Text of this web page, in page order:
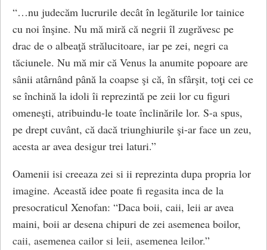
In starea naturala, omul este un animal robust ce se
distinge de restul animalelor prin libertatea sa: nu este
supus intinctului, poate accepta sau refuza, este
perfectibil si independent. Traieste in singuratate
absoluta si depinde doar de el insusi. Schimbarile
climatice si dificultatea de a-si procura hrana il
determina sa-si dezvolte capacitatile rationale si sa
treaca din izolare in starea sociala. In aceasta etapa,
diferentele dintre capacitatile indivizilor devin din ce in
evaluari. Descoperirea metalurgiei, reusind sa
prelucreze metalele pentru a-si confectiona unelele
necesare, si practicarea agriculturii au condus la
inegalitatea sociala. Cautarea de bogatii si instituirea
proprietatii private au condus apoi la razboiul tuturor
“…nu judecăm lucrurile decât în legăturile lor tainice
cu noi înşine. Nu mă miră că negrii îl zugrăvesc pe
drac de o albeaţă strălucitoare, iar pe zei, negri ca
tăciunele. Nu mă mir că Venus la anumite popoare are
sânii atârnând până la coapse şi că, în sfârşit, toţi cei ce
se închină la idoli îi reprezintă pe zeii lor cu figuri
omeneşti, atribuindu-le toate înclinările lor. S-a spus,
pe drept cuvânt, că dacă triunghiurile şi-ar face un zeu,
acesta ar avea desigur trei laturi.”
Oamenii isi creeaza zei si ii reprezinta dupa propria lor
imagine. Această idee poate fi regasita inca de la
presocraticul Xenofan: “Daca boii, caii, leii ar avea
maini, boii ar desena chipuri de zei asemenea boilor,
caii, asemenea cailor si leii, asemenea leilor.”